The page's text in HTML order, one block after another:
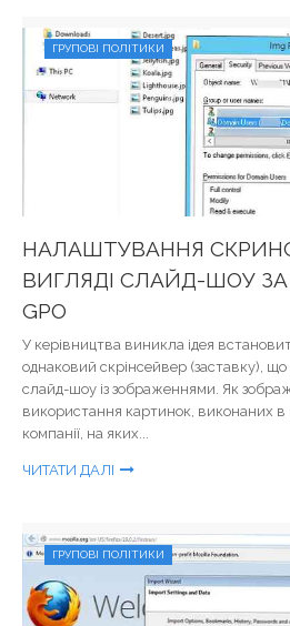
ГРУПОВІ ПОЛІТИКИ
НАЛАШТУВАННЯ
ВИГЛЯДІ СЛАЙД-ШОУ
GPO
У керівництва виникла ідея
однаковий скрінсейвер (заставку),
слайд-шоу із зображеннями. Як
використання картинок, виконаних в
компанії, на яких...
ЧИТАТИ ДАЛІ
ГРУПОВІ ПОЛІТИКИ